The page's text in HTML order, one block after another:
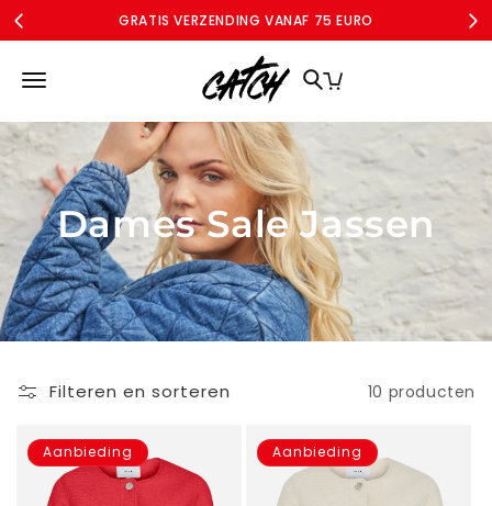
content
GRATIS VERZENDING VANAF 75 EURO
MERKEN
SALE
ACCOUNT
Dames Sale Jassen
Filteren en sorteren 10 producten
Aanbieding Aanbieding